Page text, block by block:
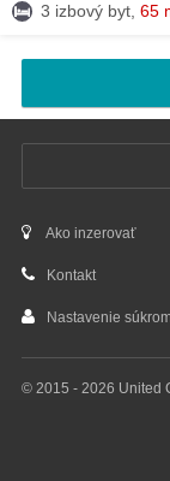
3 izbový byt, 65
Ako inzerovať
Kontakt
Nastavenie
© 2015 - 2026 United